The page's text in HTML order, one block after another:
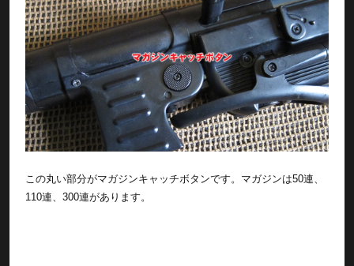
この丸い部分がマガジンキャッチボタンです。マガジンは50連、
110連、300連があります。